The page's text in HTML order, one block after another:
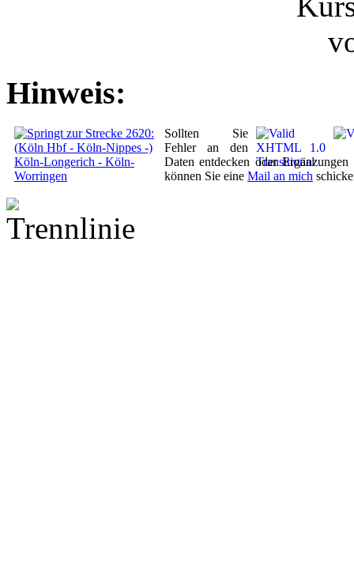
Hinweis:
Sollten Sie
Fehler an den
Daten entdecken oder Ergänzungen
können Sie eine Mail an mich